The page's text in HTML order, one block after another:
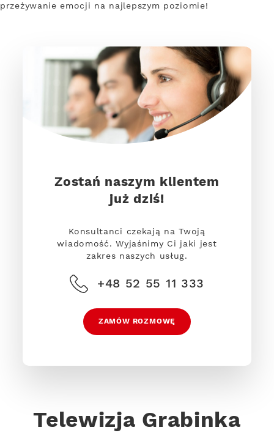
przeżywanie emocji na najlepszym poziomie!
Zostań naszym klientem
już dziś!
Konsultanci czekają na Twoją
wiadomość. Wyjaśnimy Ci jaki jest
zakres naszych usług.
+48 52 55 11 333
ZAMÓW ROZMOWĘ
Telewizja Grabinka